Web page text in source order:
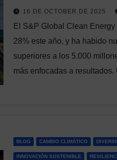
‘boom’
16 DE OCTOBER DE 2025
El S&P Global Clean
28% este año, y ha habido
superiores a los 5.000
más enfocadas a
BLOG CAMBIO CLIMÁTICO
INNOVACIÓN SOSTENIBLE